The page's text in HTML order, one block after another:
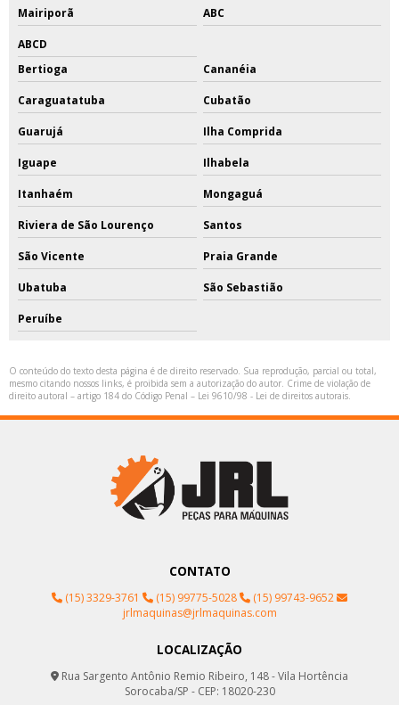
Mairiporã ABC
ABCD
Bertioga
Cananéia
Caraguatatuba Cubatão
Guarujá Ilha Comprida
Iguape Ilhabela
Itanhaém Mongaguá
Riviera de São Lourenço Santos
São Vicente Praia Grande
Ubatuba São Sebastião
Peruíbe
O conteúdo do texto desta página é de direito reservado. Sua reprodução, parcial ou total,
mesmo citando nossos links, é proibida sem a autorização do autor. Crime de violação de
direito autoral – artigo 184 do Código Penal – Lei 9610/98 - Lei de direitos autorais.
CONTATO
(15) 3329-3761 (15) 99775-5028
(15) 99743-9652
jrlmaquinas@jrlmaquinas.com
LOCALIZAÇÃO
Rua Sargento Antônio Remio Ribeiro, 148 - Vila Hortência
Sorocaba/SP - CEP: 18020-230